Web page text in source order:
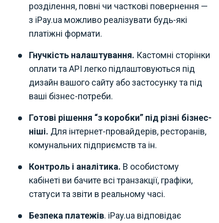
розділення, повні чи часткові повернення —
з iPay.ua можливо реалізувати будь-які
платіжні формати.
Гнучкість налаштування. Кастомні сторінки
оплати та API легко підлаштовуються під
дизайн вашого сайту або застосунку та під
ваші бізнес-потреби.
Готові рішення “з коробки” під різні бізнес-
ніші. Для інтернет-провайдерів, ресторанів,
комунальних підприємств та ін.
Контроль і аналітика. В особистому
кабінеті ви бачите всі транзакції, графіки,
статуси та звіти в реальному часі.
Безпека платежів. iPay.ua відповідає